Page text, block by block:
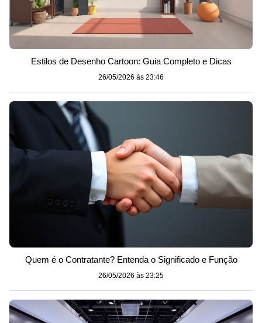
Estilos de Desenho Cartoon: Guia Completo e Dicas
26/05/2026 às 23:46
Quem é o Contratante? Entenda o Significado e Função
26/05/2026 às 23:25